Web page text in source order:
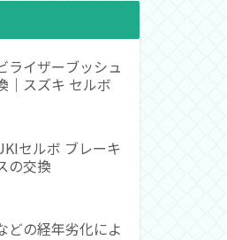
ライザーブッシュ
｜スズキ セルボ
セルボ ブレーキ
の交換
どの経年劣化によ